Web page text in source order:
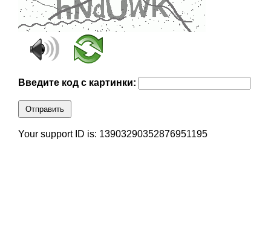
Введите код с картинки:
Отправить
Your support ID is: 13903290352876951195